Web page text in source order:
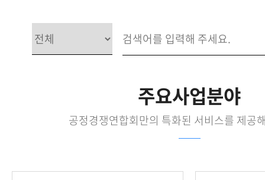
주요사업분야
공정경쟁연합회만의 특화된 서비스를 제공